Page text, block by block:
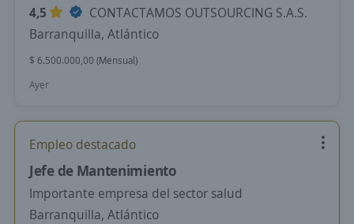
4,5
CONTACTAMOS OUTSOURCING S.A.S.
Barranquilla, Atlántico
$ 6.500.000,00 (Mensual)
Ayer
Empleo destacado
Jefe de Mantenimiento
Importante empresa del sector salud
Barranquilla, Atlántico